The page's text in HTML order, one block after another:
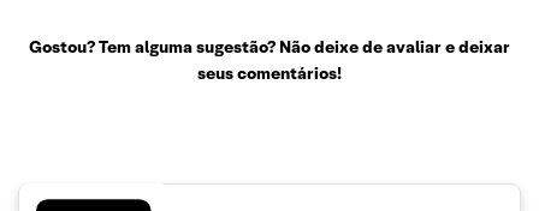
Gostou? Tem alguma sugestão? Não deixe de avaliar e deixar
seus comentários!